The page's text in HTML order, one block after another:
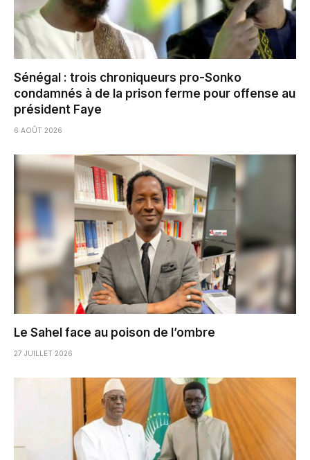
Sénégal : trois chroniqueurs pro-Sonko
condamnés à de la prison ferme pour offense au
président Faye
6 AOÛT 2026
Le Sahel face au poison de l’ombre
27 JUILLET 2026